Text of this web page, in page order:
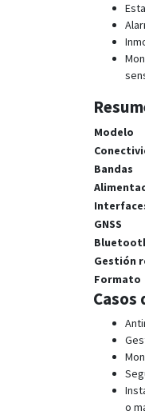
Modelo
Bandas
GNSS
Gestión
Formato
Casos
o